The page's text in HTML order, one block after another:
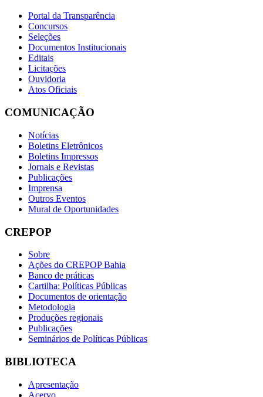
Portal da Transparência
Concursos
Seleções
Documentos Institucionais
Editais
Licitações
Ouvidoria
Atos Oficiais
COMUNICAÇÃO
Notícias
Boletins Eletrônicos
Boletins Impressos
Jornais e Revistas
Publicações
Imprensa
Outros Eventos
Mural de Oportunidades
CREPOP
Sobre
Ações do CREPOP Bahia
Banco de práticas
Cartilha: Políticas Públicas
Documentos de orientação
Metodologia
Produções regionais
Publicações
Seminários de Políticas Públicas
BIBLIOTECA
Apresentação
Acervo